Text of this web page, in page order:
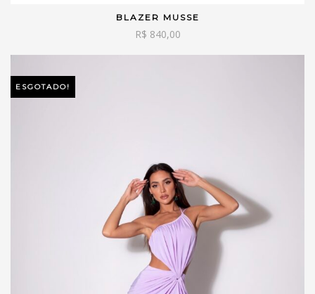
VER OPÇÕES
R$ 840,00
BLAZER MUSSE
ESGOTADO!